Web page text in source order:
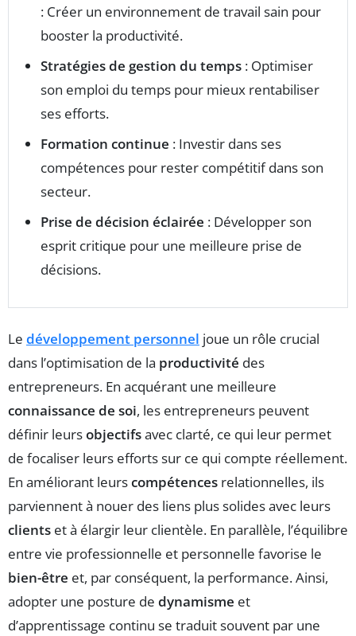
: Créer un environnement de travail sain pour
booster la productivité.
Stratégies de gestion du temps : Optimiser
son emploi du temps pour mieux rentabiliser
ses efforts.
Formation continue : Investir dans ses
compétences pour rester compétitif dans son
secteur.
Prise de décision éclairée : Développer son
esprit critique pour une meilleure prise de
décisions.
Le développement personnel joue un rôle crucial
dans l’optimisation de la productivité des
entrepreneurs. En acquérant une meilleure
connaissance de soi, les entrepreneurs peuvent
définir leursobjectifsavec clarté, ce qui leur permet
de focaliser leurs efforts sur ce qui compte réellement.
En améliorant leurscompétences relationnelles, ils
parviennent à nouer des liens plus solides avec leurs
clients et à élargir leur clientèle. En parallèle, l’équilibre
entre vie professionnelle et personnelle favorise le
bien-être et, par conséquent, la performance. Ainsi,
adopter une posture de dynamisme et
d’apprentissage continu se traduit souvent par une